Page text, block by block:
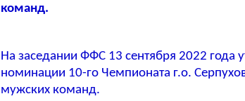
команд.
На заседании ФФС 13 сентября 2022
номинации 10-го Чемпионата г.о.
мужских команд.